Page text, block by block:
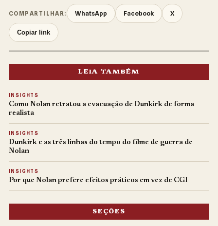
COMPARTILHAR: WhatsApp Facebook X
Copiar link
LEIA TAMBÉM
INSIGHTS
Como Nolan retratou a evacuação de Dunkirk de forma
realista
INSIGHTS
Dunkirk e as três linhas do tempo do filme de guerra de
Nolan
INSIGHTS
Por que Nolan prefere efeitos práticos em vez de CGI
SEÇÕES